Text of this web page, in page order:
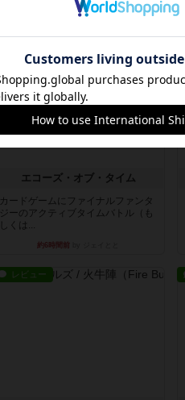
エコーズ・オブ・タイム
カードゲームにファイナルファンタ
ジーのアクティブタイムバトル（も
しくは...
約6時間前
レビュー